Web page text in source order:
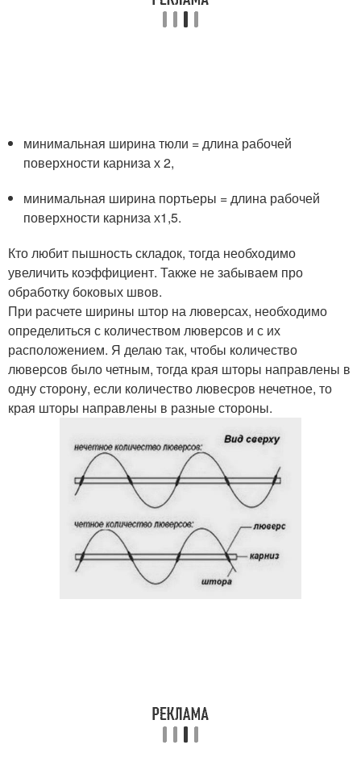
минимальная ширина тюли = длина рабочей
поверхности карниза х 2,
минимальная ширина портьеры = длина рабочей
поверхности карниза х1,5.
Кто любит пышность складок, тогда необходимо
увеличить коэффициент. Также не забываем про
обработку боковых швов.
При расчете ширины штор на люверсах, необходимо
определиться с количеством люверсов и с их
расположением. Я делаю так, чтобы количество
люверсов было четным, тогда края шторы направлены в
одну сторону, если количество лювесров нечетное, то
края шторы направлены в разные стороны.